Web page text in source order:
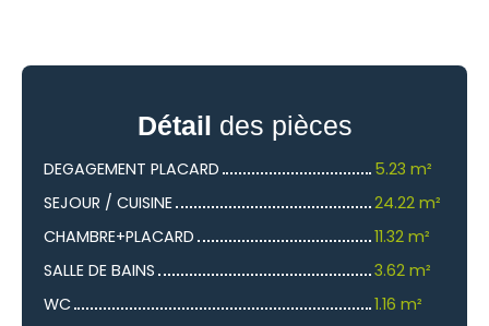
Détail des pièces
DEGAGEMENT PLACARD
5.23 m²
SEJOUR / CUISINE
24.22 m²
CHAMBRE+PLACARD
11.32 m²
SALLE DE BAINS
3.62 m²
WC
1.16 m²